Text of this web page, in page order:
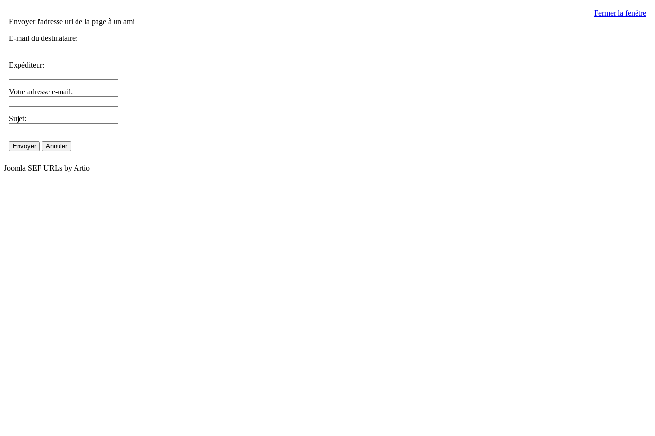
Fermer la fenêtre
Envoyer l'adresse url de la page à un ami
E-mail du destinataire:
Expéditeur:
Votre adresse e-mail:
Sujet:
Envoyer Annuler
Joomla SEF URLs by Artio